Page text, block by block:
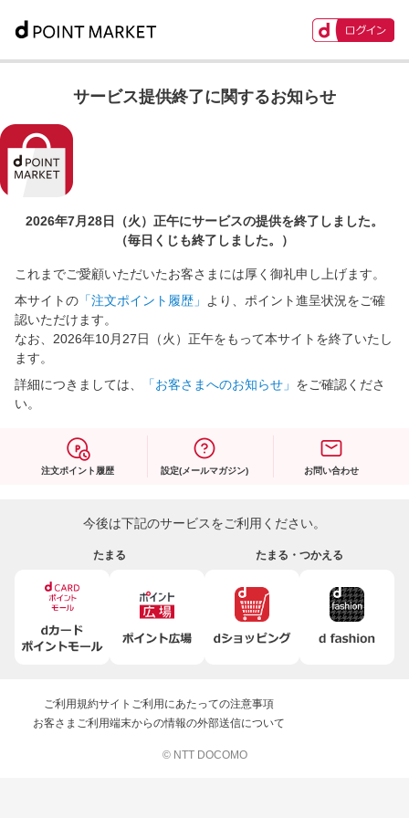
サービス提供終了に関するお知らせ
2026年7月28日（火）正午にサービスの提供を終了しました。
（毎日くじも終了しました。）
これまでご愛顧いただいたお客さまには厚く御礼申し上げます。
本サイトの 「注文ポイント履歴」
より、ポイント進呈状況をご確
認いただけます。
なお、2026年10月27日（火）正午をもって本サイトを終了いたし
ます。
詳細につきましては、
「お客さまへのお知らせ」 をご確認くださ
い。
注文ポイント履歴 設定(メールマガジン) お問い合わせ
今後は下記のサービスをご利用ください。
たまる たまる・つかえる
ご利用規約サイトご利用にあたっての注意事項
お客さまご利用端末からの情報の外部送信について
© NTT DOCOMO